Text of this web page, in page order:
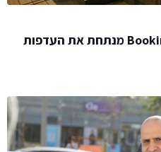
לידיעת המשווקים: Booking.com מנתחת את העדפות